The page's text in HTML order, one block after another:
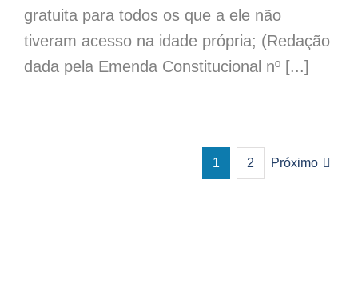
gratuita para todos os que a ele não
tiveram acesso na idade própria; (Redação
dada pela Emenda Constitucional nº [...]
1 2 Próximo